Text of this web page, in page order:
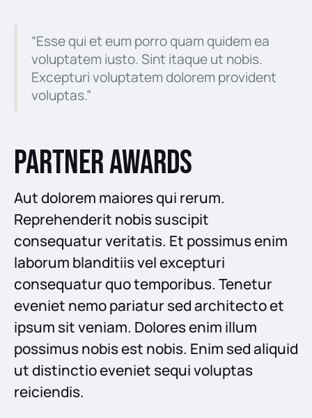
“Esse qui et eum porro quam quidem ea
voluptatem iusto. Sint itaque ut nobis.
Excepturi voluptatem dolorem provident
voluptas.”
Partner Awards
Aut dolorem maiores qui rerum.
Reprehenderit nobis suscipit
consequatur veritatis. Et possimus enim
laborum blanditiis vel excepturi
consequatur quo temporibus. Tenetur
eveniet nemo pariatur sed architecto et
ipsum sit veniam. Dolores enim illum
possimus nobis est nobis. Enim sed aliquid
ut distinctio eveniet sequi voluptas
reiciendis.